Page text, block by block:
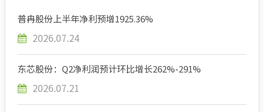
普冉股份上半年净利预增1925.36%
2026.07.24
东芯股份：Q2净利润预计环比增长262%-291%
2026.07.21